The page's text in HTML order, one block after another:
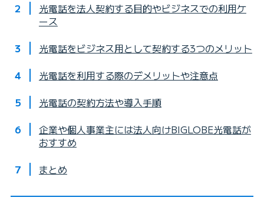
光電話を法人契約する目的やビジネスでの利用ケ
ース
光電話をビジネス用として契約する3つのメリット
光電話を利用する際のデメリットや注意点
光電話の契約方法や導入手順
企業や個人事業主には法人向けBIGLOBE光電話が
おすすめ
まとめ